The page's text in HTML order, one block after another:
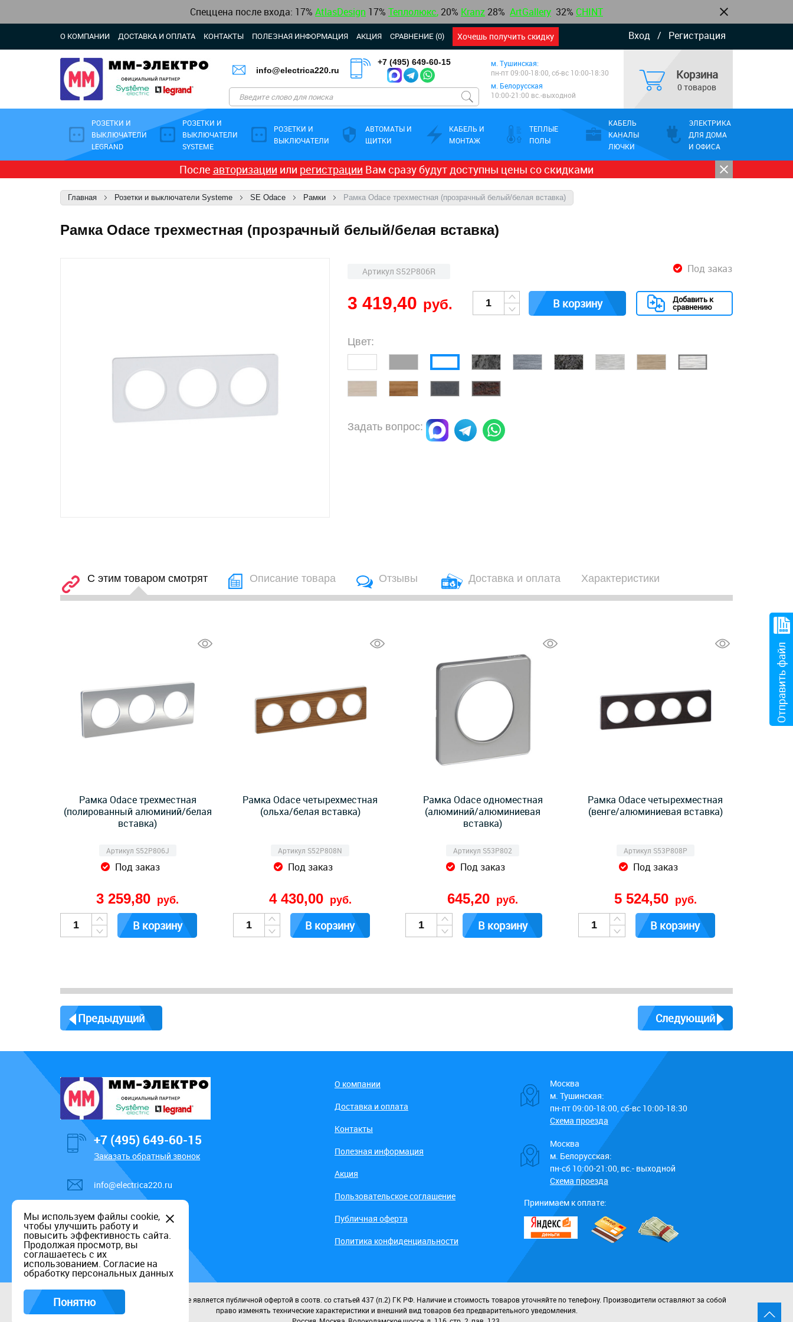
Спеццена после входа: 17% AtlasDesign 17% Теплолюкс, 20% Kranz 28% ArtGallery 32% CHINT
Вход / Регистрация
О КОМПАНИИ ДОСТАВКА И ОПЛАТА КОНТАКТЫ ПОЛЕЗНАЯ ИНФОРМАЦИЯ АКЦИЯ СРАВНЕНИЕ (0) Хочешь получить скидку
info@electrica220.ru
+7 (495) 649-60-15
м. Тушинская:
пн-пт 09:00-18:00, сб-вс 10:00-18:30
м. Белорусская
10:00-21:00 вс.-выходной
Корзина
0 товаров
РОЗЕТКИ И
ВЫКЛЮЧАТЕЛИ
LEGRAND
РОЗЕТКИ И
ВЫКЛЮЧАТЕЛИ
SYSTEME
РОЗЕТКИ И
ВЫКЛЮЧАТЕЛИ
АВТОМАТЫ И
ЩИТКИ
КАБЕЛЬ И
МОНТАЖ
ТЕПЛЫЕ
ПОЛЫ
КАБЕЛЬ
КАНАЛЫ
ЛЮЧКИ
ЭЛЕКТРИКА
ДЛЯ ДОМА
И ОФИСА
После авторизации или регистрации Вам сразу будут доступны цены со скидками
Главная Розетки и выключатели Systeme SE Odace Рамки Рамка Odace трехместная (прозрачный белый/белая вставка)
Рамка Odace трехместная (прозрачный белый/белая вставка)
Под заказ
Артикул S52P806R
3 419,40 руб. В корзину Добавить к
сравнению
Цвет:
Задать вопрос:
С этим товаром смотрят Описание товара Отзывы Доставка и оплата Характеристики
Рамка Odace трехместная
(полированный алюминий/белая
вставка)
Артикул S52P806J
Под заказ
3 259,80 руб.
В корзину
Рамка Odace четырехместная
(ольха/белая вставка)
Артикул S52P808N
Под заказ
4 430,00 руб.
В корзину
Рамка Odace одноместная
(алюминий/алюминиевая
вставка)
Артикул S53P802
Под заказ
645,20 руб.
В корзину
Рамка Odace четырехместная
(венге/алюминиевая вставка)
Артикул S53P808P
Под заказ
5 524,50 руб.
В корзину
Предыдущий Следующий
+7 (495) 649-60-15
Заказать обратный звонок
info@electrica220.ru
О компании
Доставка и оплата
Контакты
Полезная информация
Акция
Пользовательское соглашение
Публичная оферта
Политика конфиденциальности
Москва
м. Тушинская:
пн-пт 09:00-18:00, сб-вс 10:00-18:30
Схема проезда
Москва
м. Белорусская:
пн-сб 10:00-21:00, вс.- выходной
Схема проезда
Принимаем к оплате:
Данный информационный ресурс не является публичной офертой в соотв. со статьей 437 (п.2) ГК РФ. Наличие и стоимость товаров уточняйте по телефону. Производители оставляют за собой
право изменять технические характеристики и внешний вид товаров без предварительного уведомления.
Отправить файл
Мы используем файлы cookie,
чтобы улучшить работу и
повысить эффективность сайта.
Продолжая просмотр, вы
соглашаетесь с их
использованием. Согласие на
обработку персональных данных
Понятно